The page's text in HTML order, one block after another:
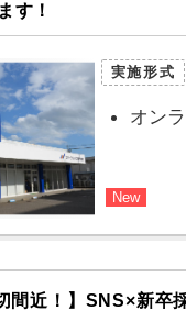
す！
実施形式
オン
New
間近！】SNS×新卒